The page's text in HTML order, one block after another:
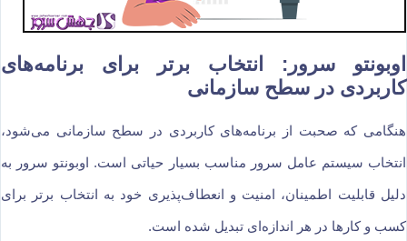
اوبونتو سرور: انتخاب برتر برای برنامه‌های
کاربردی در سطح سازمانی
هنگامی که صحبت از برنامه‌های کاربردی در سطح سازمانی می‌شود،
انتخاب سیستم عامل سرور مناسب بسیار حیاتی است. اوبونتو سرور به
دلیل قابلیت اطمینان، امنیت و انعطاف‌پذیری خود به انتخاب برتر برای
کسب و کارها در هر اندازه‌ای تبدیل شده است.